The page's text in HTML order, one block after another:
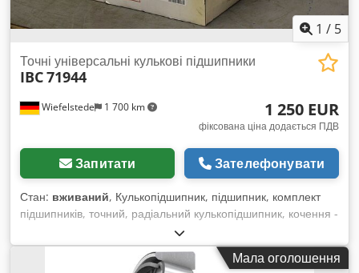
1 / 5
Wiefelstede 1 700 km
Точні універсальні кулькові підшипники
IBC71944
1 250 EUR
фіксована ціна додається ПДВ
Запитати Зателефонувати
Стан: вживаний, Кулькопідшипник, підшипник, комплект
підшипників, точний, радіальний кулькопідшипник, кочення -
Тип: 71944CTP2HUL - Змазувальний жолоб - Отвір: Ø 220
мм - Зовнішній діаметр: 300 мм - Ширина: 75 мм - Кількість:
4 шт. в наявності - Ціна: за штуку Crodpfed Nw H Dsx Ai Sef
Мала оголошення